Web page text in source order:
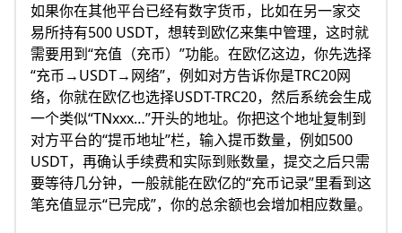
如果你在其他平台已经有数字货币，比如在另一家交
易所持有500 USDT，想转到欧亿来集中管理，这时就
需要用到“充值（充币）”功能。在欧亿这边，你先选择
“充币→USDT→网络”，例如对方告诉你是TRC20网
络，你就在欧亿也选择USDT-TRC20，然后系统会生成
一个类似“TNxxx…”开头的地址。你把这个地址复制到
对方平台的“提币地址”栏，输入提币数量，例如500
USDT，再确认手续费和实际到账数量，提交之后只需
要等待几分钟，一般就能在欧亿的“充币记录”里看到这
笔充值显示“已完成”，你的总余额也会增加相应数量。